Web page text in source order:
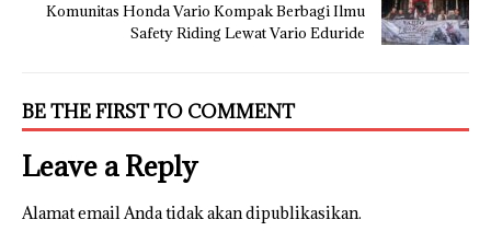
Komunitas Honda Vario Kompak Berbagi Ilmu
Safety Riding Lewat Vario Eduride
BE THE FIRST TO COMMENT
Leave a Reply
Alamat email Anda tidak akan dipublikasikan.